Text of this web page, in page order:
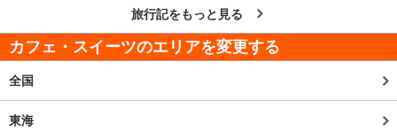
旅行記をもっと見る
カフェ・スイーツのエリアを変更する
全国
東海